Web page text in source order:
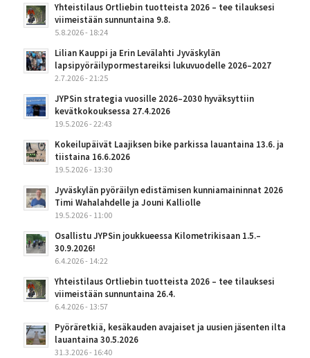
Yhteistilaus Ortliebin tuotteista 2026 – tee tilauksesi
viimeistään sunnuntaina 9.8.
5.8.2026 - 18:24
Lilian Kauppi ja Erin Levälahti Jyväskylän
lapsipyöräilypormestareiksi lukuvuodelle 2026–2027
2.7.2026 - 21:25
JYPSin strategia vuosille 2026–2030 hyväksyttiin
kevätkokouksessa 27.4.2026
19.5.2026 - 22:43
Kokeilupäivät Laajiksen bike parkissa lauantaina 13.6. ja
tiistaina 16.6.2026
19.5.2026 - 13:30
Jyväskylän pyöräilyn edistämisen kunniamaininnat 2026
Timi Wahalahdelle ja Jouni Kalliolle
19.5.2026 - 11:00
Osallistu JYPSin joukkueessa Kilometrikisaan 1.5.–
30.9.2026!
6.4.2026 - 14:22
Yhteistilaus Ortliebin tuotteista 2026 – tee tilauksesi
viimeistään sunnuntaina 26.4.
6.4.2026 - 13:57
Pyöräretkiä, kesäkauden avajaiset ja uusien jäsenten ilta
lauantaina 30.5.2026
31.3.2026 - 16:40